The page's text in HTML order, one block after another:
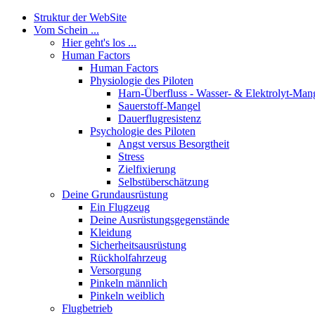
Struktur der WebSite
Vom Schein ...
Hier geht's los ...
Human Factors
Human Factors
Physiologie des Piloten
Harn-Überfluss - Wasser- & Elektrolyt-
Sauerstoff-Mangel
Dauerflugresistenz
Psychologie des Piloten
Angst versus Besorgtheit
Stress
Zielfixierung
Selbstüberschätzung
Deine Grundausrüstung
Ein Flugzeug
Deine Ausrüstungsgegenstände
Kleidung
Sicherheitsausrüstung
Rückholfahrzeug
Versorgung
Pinkeln männlich
Pinkeln weiblich
Flugbetrieb